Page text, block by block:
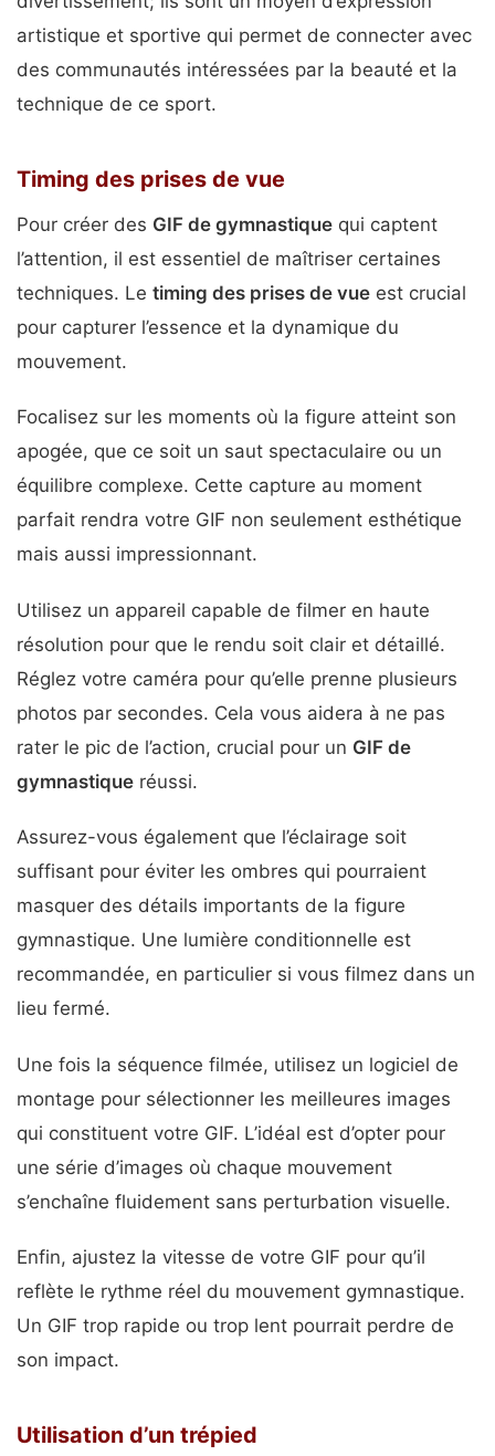
artistique et sportive qui permet de connecter avec
des communautés intéressées par la beauté et la
technique de ce sport.
Timing des prises de vue
Pour créer des GIF de gymnastique qui captent
l’attention, il est essentiel de maîtriser certaines
techniques. Le timing des prises de vue est crucial
pour capturer l’essence et la dynamique du
mouvement.
Focalisez sur les moments où la figure atteint son
apogée, que ce soit un saut spectaculaire ou un
équilibre complexe. Cette capture au moment
parfait rendra votre GIF non seulement esthétique
mais aussi impressionnant.
Utilisez un appareil capable de filmer en haute
résolution pour que le rendu soit clair et détaillé.
Réglez votre caméra pour qu’elle prenne plusieurs
photos par secondes. Cela vous aidera à ne pas
rater le pic de l’action, crucial pour un GIF de
gymnastique réussi.
Assurez-vous également que l’éclairage soit
suffisant pour éviter les ombres qui pourraient
masquer des détails importants de la figure
gymnastique. Une lumière conditionnelle est
recommandée, en particulier si vous filmez dans un
lieu fermé.
Une fois la séquence filmée, utilisez un logiciel de
montage pour sélectionner les meilleures images
qui constituent votre GIF. L’idéal est d’opter pour
une série d’images où chaque mouvement
s’enchaîne fluidement sans perturbation visuelle.
Enfin, ajustez la vitesse de votre GIF pour qu’il
reflète le rythme réel du mouvement gymnastique.
Un GIF trop rapide ou trop lent pourrait perdre de
son impact.
Utilisation d’un trépied